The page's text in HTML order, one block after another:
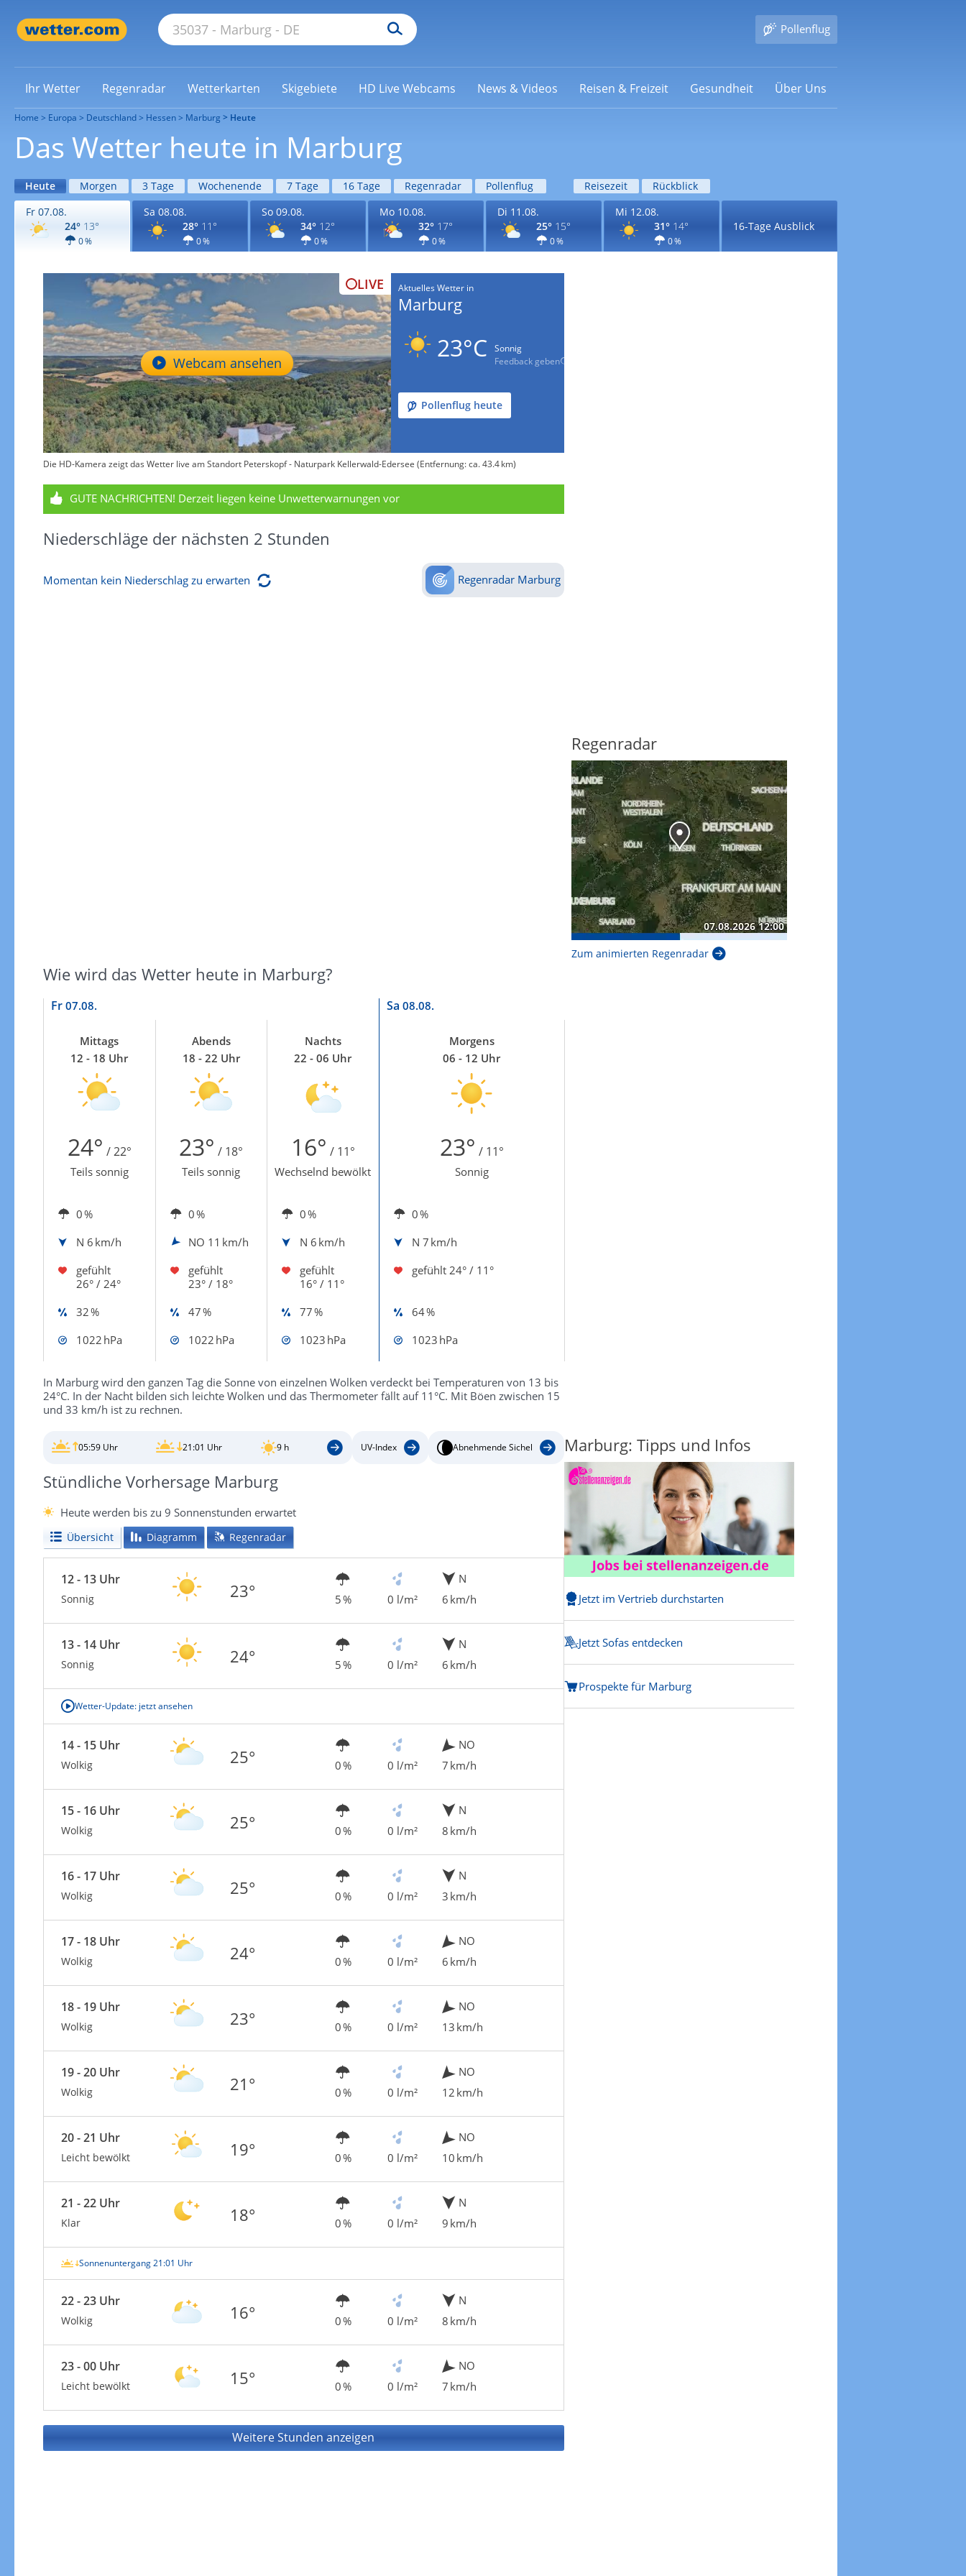
Pollenflug
Ihr Wetter Regenradar Wetterkarten Skigebiete HD Live Webcams News & Videos Reisen & Freizeit Gesundheit Über Uns
Home Europa Deutschland Hessen Marburg Heute
Das Wetter heute in Marburg
Heute Morgen 3 Tage Wochenende 7 Tage 16 Tage Regenradar Pollenflug Reisezeit
Rückblick
Fr 07.08.
24° 13°
0 %
Sa 08.08.
28° 11°
0 %
So 09.08.
34° 12°
0 %
Mo 10.08.
32° 17°
0 %
Di 11.08.
25° 15°
0 %
Mi 12.08.
31° 14°
0 %
16-Tage Ausblick
LIVE
Webcam ansehen
Aktuelles Wetter in
Marburg
23°C
Sonnig
Feedback geben
Pollenflug heute
Die HD-Kamera zeigt das Wetter live am Standort Peterskopf - Naturpark Kellerwald-Edersee (Entfernung: ca. 43.4 km)
GUTE NACHRICHTEN! Derzeit liegen keine Unwetterwarnungen vor
Niederschläge der nächsten 2 Stunden
Momentan kein Niederschlag zu erwarten Regenradar Marburg
Wie wird das Wetter heute in Marburg?
Fr 07.08. Sa 08.08.
Mittags
12 - 18 Uhr
Abends
18 - 22 Uhr
Nachts
22 - 06 Uhr
Morgens
06 - 12 Uhr
24° / 22° 23° / 18° 16° / 11° 23° / 11°
Teils sonnig Teils sonnig Wechselnd bewölkt Sonnig
0 % 0 % 0 %
0 %
N 6 km/h NO 11 km/h N 6 km/h N 7 km/h
gefühlt
26° / 24°
gefühlt
23° / 18°
gefühlt
16° / 11°
gefühlt 24° / 11°
32 % 47 % 77 %
64 %
1022 hPa
1022 hPa 1023 hPa 1023 hPa
In Marburg wird den ganzen Tag die Sonne von einzelnen Wolken verdeckt bei Temperaturen von 13 bis
24°C. In der Nacht bilden sich leichte Wolken und das Thermometer fällt auf 11°C. Mit Böen zwischen 15
und 33 km/h ist zu rechnen.
05:59 Uhr 21:01 Uhr 9 h UV-Index Abnehmende Sichel
Stündliche Vorhersage Marburg
Heute werden bis zu 9 Sonnenstunden erwartet
Übersicht Diagramm Regenradar
12 - 13 Uhr
Sonnig 23° 5 % 0 l/m²
N
6 km/h
13 - 14 Uhr
Sonnig 24° 5 % 0 l/m²
N
6 km/h
Wetter-Update: jetzt ansehen
14 - 15 Uhr
Wolkig 25° 0 % 0 l/m²
NO
7 km/h
15 - 16 Uhr
Wolkig 25° 0 % 0 l/m²
N
8 km/h
16 - 17 Uhr
Wolkig 25° 0 % 0 l/m²
N
3 km/h
17 - 18 Uhr
Wolkig 24° 0 % 0 l/m²
NO
6 km/h
18 - 19 Uhr
Wolkig 23° 0 % 0 l/m²
NO
13 km/h
19 - 20 Uhr
Wolkig 21° 0 % 0 l/m²
NO
12 km/h
20 - 21 Uhr
Leicht bewölkt 19° 0 % 0 l/m²
NO
10 km/h
21 - 22 Uhr
Klar 18° 0 % 0 l/m²
N
9 km/h
Sonnenuntergang 21:01 Uhr
22 - 23 Uhr
Wolkig 16° 0 % 0 l/m²
N
8 km/h
23 - 00 Uhr
Leicht bewölkt 15° 0 % 0 l/m²
NO
7 km/h
Weitere Stunden anzeigen
Regenradar
Zum animierten Regenradar
Marburg: Tipps und Infos
Jetzt im Vertrieb durchstarten
Jetzt Sofas entdecken
Prospekte für Marburg